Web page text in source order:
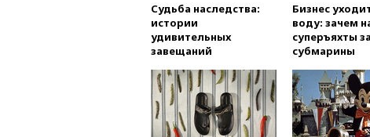
Судьба наследства:
истории
удивительных
завещаний
Бизнес
воду: зачем
суперъяхты
субмарины